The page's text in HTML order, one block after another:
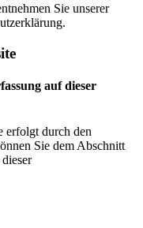
Sie unserer
auf dieser
erfolgt durch den
Sie dem Abschnitt